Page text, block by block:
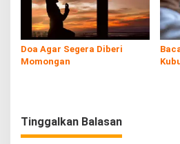
Doa Agar Segera Diberi
Momongan
Tinggalkan Balasan